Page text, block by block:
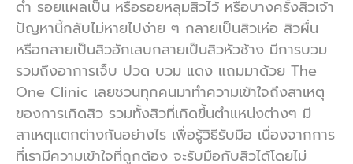
ดำ รอยแผลเป็น หรือรอยหลุมสิวไว้ หรือบางครั้งสิวเจ้า
ปัญหานี้กลับไม่หายไปง่าย ๆ กลายเป็นสิวเห่อ สิวผื่น
หรือกลายเป็นสิวอักเสบกลายเป็นสิวหัวช้าง มีการบวม
รวมถึงอาการเจ็บ ปวด บวม แดง แถมมาด้วย The
One Clinic เลยชวนทุกคนมาทำความเข้าใจถึงสาเหตุ
ของการเกิดสิว รวมทั้งสิวที่เกิดขึ้นตำแหน่งต่างๆ มี
สาเหตุแตกต่างกันอย่างไร เพื่อรู้วิธีรับมือ เนื่องจากการ
ที่เรามีความเข้าใจที่ถูกต้อง จะรับมือกับสิวได้โดยไม่